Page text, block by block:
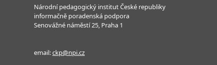
Národní pedagogický institut České republiky
informačně poradenská podpora
Senovážné náměstí 25, Praha 1
email:ckp@npi.cz